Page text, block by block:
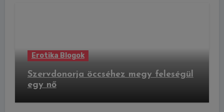
Erotika Blogok
Szervdonorja öccséhez megy feleségül
egy nő